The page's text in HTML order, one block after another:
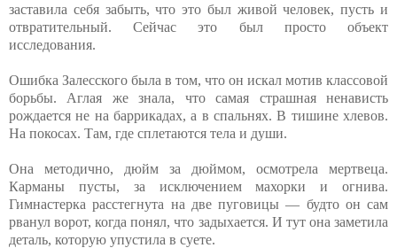
заставила себя забыть, что это был живой человек, пусть и
отвратительный. Сейчас это был просто объект
исследования.
Ошибка Залесского была в том, что он искал мотив классовой
борьбы. Аглая же знала, что самая страшная ненависть
рождается не на баррикадах, а в спальнях. В тишине хлевов.
На покосах. Там, где сплетаются тела и души.
Она методично, дюйм за дюймом, осмотрела мертвеца.
Карманы пусты, за исключением махорки и огнива.
Гимнастерка расстегнута на две пуговицы — будто он сам
рванул ворот, когда понял, что задыхается. И тут она заметила
деталь, которую упустила в суете.